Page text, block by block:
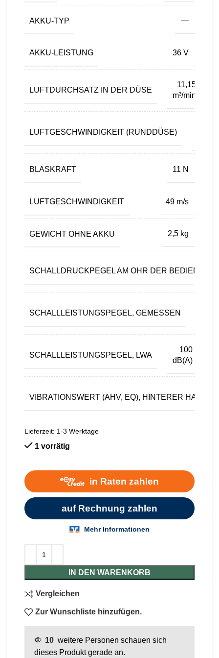
AKKU-TYP —
AKKU-LEISTUNG 36 V
LUFTDURCHSATZ IN DER DÜSE
11,15
m³/min
LUFTGESCHWINDIGKEIT (RUNDDÜSE)
BLASKRAFT 11 N
LUFTGESCHWINDIGKEIT 49 m/s
GEWICHT OHNE AKKU 2,5 kg
SCHALLDRUCKPEGEL AM OHR DER
SCHALLLEISTUNGSPEGEL, GEMESSEN
SCHALLLEISTUNGSPEGEL, LWA
100
dB(A)
VIBRATIONSWERT (AHV, EQ), HINTERER
Lieferzeit: 1-3 Werktage
1 vorrätig
IN DEN WARENKORB
Vergleichen
Zur Wunschliste hinzufügen.
10 weitere Personen schauen sich
dieses Produkt gerade an.